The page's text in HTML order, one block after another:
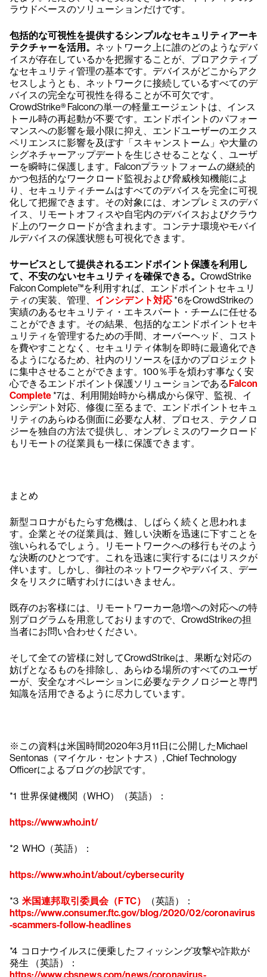
ラウドベースのソリューションだけです。
包括的な可視性を提供するシンプルなセキュリティアーキ
テクチャーを活用。 ネットワーク上に誰のどのようなデバ
イスが存在しているかを把握することが、プロアクティブ
なセキュリティ管理の基本です。デバイスがどこからアク
セスしようとも、ネットワークに接続しているすべてのデ
バイスの完全な可視性を得ることが不可欠です。
CrowdStrike® Falconの単一の軽量エージェントは、インス
トール時の再起動が不要です。エンドポイントのパフォー
マンスへの影響を最小限に抑え、エンドユーザーのエクス
ペリエンスに影響を及ぼす「スキャンストーム」や大量の
シグネチャーアップデートを生じさせることなく、ユーザ
ーを瞬時に保護します。Falconプラットフォームの継続的
かつ包括的なワークロード監視および脅威検知機能によ
り、セキュリティチームはすべてのデバイスを完全に可視
化して把握できます。その対象には、オンプレミスのデバ
イス、リモートオフィスや自宅内のデバイスおよびクラウ
ド上のワークロードが含まれます。コンテナ環境やモバイ
ルデバイスの保護状態も可視化できます。
サービスとして提供されるエンドポイント保護を利用し
て、不安のないセキュリティを確保できる。 CrowdStrike
Falcon Complete™を利用すれば、エンドポイントセキュリ
ティの実装、管理、 インシデント対応*6をCrowdStrikeの
実績のあるセキュリティ・エキスパート・チームに任せる
ことができます。その結果、包括的なエンドポイントセキ
ュリティを管理するための手間、オーバーヘッド、コスト
を費やすことなく、セキュリティ体制を即時に最適化でき
るようになるため、社内のリソースをほかのプロジェクト
に集中させることができます。100％手を煩わす事なく安
心できるエンドポイント保護ソリューションであるFalcon
Complete*7は、利用開始時から構成から保守、監視、イ
ンシデント対応、修復に至るまで、エンドポイントセキュ
リティのあらゆる側面に必要な人材、プロセス、テクノロ
ジーを独自の方法で提供し、オンプレミスのワークロード
もリモートの従業員も一様に保護できます。
まとめ
新型コロナがもたらす危機は、しばらく続くと思われま
す。企業とその従業員は、難しい決断を迅速に下すことを
強いられるでしょう。リモートワークへの移行もそのよう
な決断のひとつです。これを迅速に実行するにはリスクが
伴います。しかし、御社のネットワークやデバイス、デー
タをリスクに晒すわけにはいきません。
既存のお客様には、リモートワーカー急増への対応への特
別プログラムを用意しておりますので、CrowdStrikeの担
当者にお問い合わせください。
そして全ての皆様に対してCrowdStrikeは、果断な対応の
妨げとなるものを排除し、あらゆる場所のすべてのユーザ
ーが、安全なオペレーションに必要なテクノロジーと専門
知識を活用できるように尽力しています。
※この資料は米国時間2020年3月11日に公開したMichael
Sentonas（マイケル・セントナス）, Chief Technology
Officerによるブログの抄訳です。
*1 世界保健機関（WHO）（英語）：
https://www.who.int/
*2 WHO（英語）：
https://www.who.int/about/cybersecurity
*3 米国連邦取引委員会（FTC）
（英語）：
https://www.consumer.ftc.gov/blog/2020/02/coronavirus
-scammers-follow-headlines
*4 コロナウイルスに便乗したフィッシング攻撃や詐欺が
発生 （英語）：